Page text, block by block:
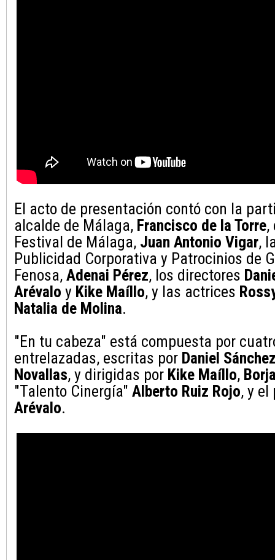
El acto de presentación contó con la
alcalde de Málaga, Francisco de la Torre,
Festival de Málaga, Juan Antonio Vigar,
Publicidad Corporativa y Patrocinios de
Fenosa, Adenai Pérez, los directores
Arévalo y Kike Maíllo, y las actrices
Natalia de Molina.
"En tu cabeza" está compuesta por
entrelazadas, escritas por Daniel
Novallas, y dirigidas por Kike Maíllo,
"Talento Cinergía" Alberto Ruiz Rojo, y
Arévalo.